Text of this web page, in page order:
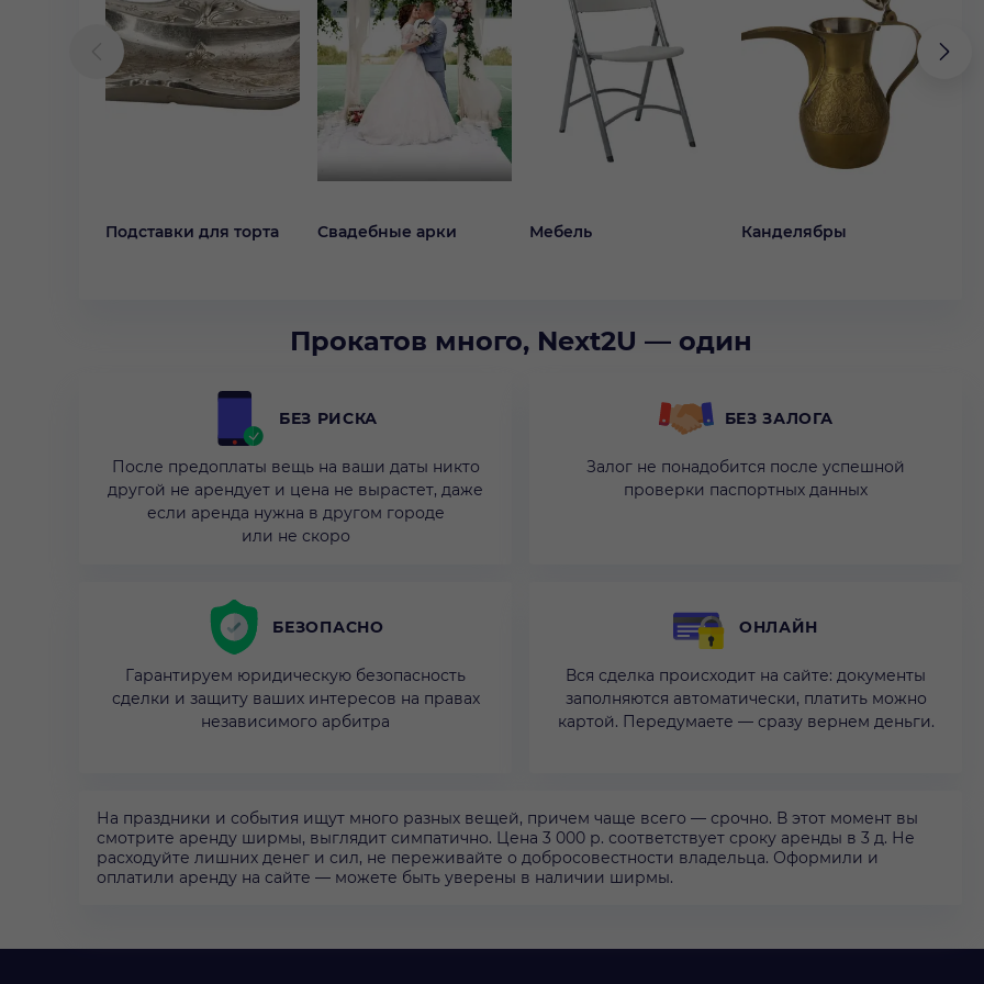
Подставки для торта Свадебные арки Мебель Канделябры
Прокатов много, Next2U — один
БЕЗ РИСКА
После предоплаты вещь на ваши даты никто
другой не арендует и цена не вырастет, даже
если аренда нужна в другом городе
или не скоро
БЕЗ ЗАЛОГА
Залог не понадобится после успешной
проверки паспортных данных
БЕЗОПАСНО
Гарантируем юридическую безопасность
сделки и защиту ваших интересов на правах
независимого арбитра
ОНЛАЙН
Вся сделка происходит на сайте: документы
заполняются автоматически, платить можно
картой. Передумаете — сразу вернем деньги.
На праздники и события ищут много разных вещей, причем чаще всего — срочно. В этот момент вы
смотрите аренду ширмы, выглядит симпатично. Цена 3 000 р. соответствует сроку аренды в 3 д. Не
расходуйте лишних денег и сил, не переживайте о добросовестности владельца. Оформили и
оплатили аренду на сайте — можете быть уверены в наличии ширмы.